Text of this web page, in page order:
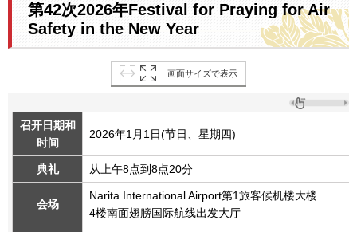
第42次2026年Festival for Praying for Air
Safety in the New Year
画面サイズで表示
召开日期和
时间
2026年1月1日(节日、星期四)
典礼 从上午8点到8点20分
会场
Narita International Airport第1旅客候机楼大楼
4楼南面翅膀国际航线出发大厅